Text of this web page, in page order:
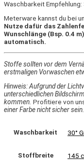
Waschbarkeit Empfehlung:
Meterware kannst du bei
Nutze dafür das
Wunschlänge (Bsp. 0.4
automatisch.
Stoffe sollten vor dem
erstmaligen Vorwaschen
Hinweis: Aufgrund der
unterschiedlichen
kommen. Profitiere von
einer Farbe nicht sicher sein.
Waschbarkeit 30°
Stoffbreite 145